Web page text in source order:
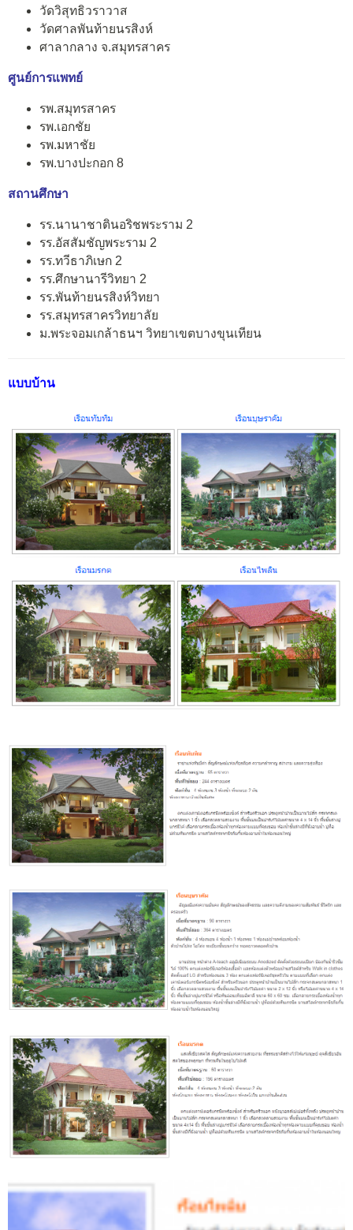
วัดวิสุทธิวราวาส
วัดศาลพันท้ายนรสิงห์
ศาลากลาง จ.สมุทรสาคร
ศูนย์การแพทย์
รพ.สมุทรสาคร
รพ.เอกชัย
รพ.มหาชัย
รพ.บางปะกอก 8
สถานศึกษา
รร.นานาชาตินอริชพระราม 2
รร.อัสสัมชัญพระราม 2
รร.ทวีธาภิเษก 2
รร.ศึกษานารีวิทยา 2
รร.พันท้ายนรสิงห์วิทยา
รร.สมุทรสาครวิทยาลัย
ม.พระจอมเกล้าธนฯ วิทยาเขตบางขุนเทียน
แบบบ้าน